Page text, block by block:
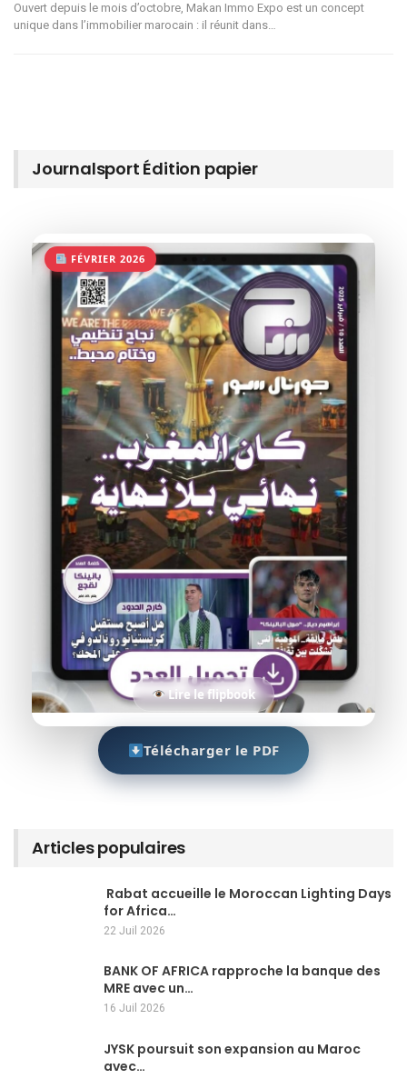
Ouvert depuis le mois d’octobre, Makan Immo Expo est un concept
unique dans l’immobilier marocain : il réunit dans…
Journalsport Édition papier
FÉVRIER 2026
Lire le flipbook
Télécharger le PDF
Articles populaires
Rabat accueille le Moroccan Lighting Days
for Africa…
22 Juil 2026
BANK OF AFRICA rapproche la banque des
MRE avec un…
16 Juil 2026
JYSK poursuit son expansion au Maroc
avec…